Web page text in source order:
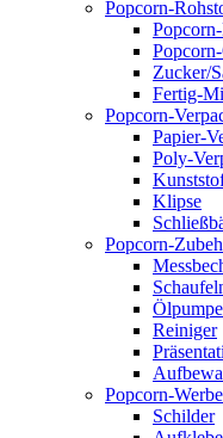
Popcorn-
Zucker/
Fertig-
Popcorn-
Papier-
Poly-
Klipse
Popcorn-
Reiniger
Popcorn-
Schilder